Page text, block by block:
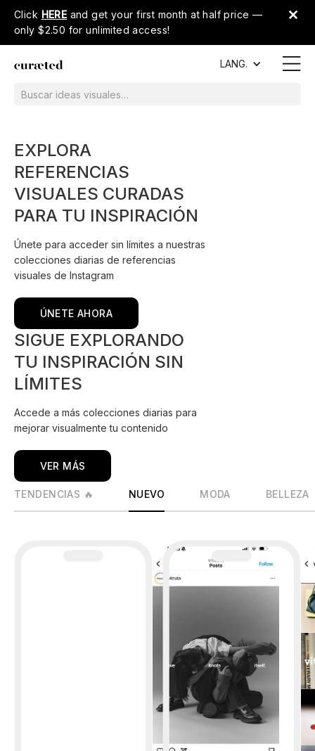
Click HERE and get your first month at half price —
only $2.50 for unlimited access!
LANG.
EXPLORA
REFERENCIAS
VISUALES CURADAS
PARA TU INSPIRACIÓN
Únete para acceder sin límites a nuestras
colecciones diarias de referencias
visuales de Instagram
ÚNETE AHORA
SIGUE EXPLORANDO
TU INSPIRACIÓN SIN
LÍMITES
Accede a más colecciones diarias para
mejorar visualmente tu contenido
VER MÁS
TENDENCIAS 🔥 NUEVO MODA BELLEZA